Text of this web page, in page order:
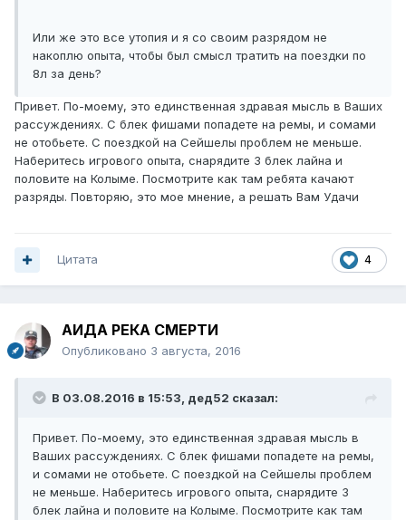
Или же это все утопия и я со своим разрядом не
накоплю опыта, чтобы был смысл тратить на поездки по
8л за день?
Привет. По-моему, это единственная здравая мысль в Ваших
рассуждениях. С блек фишами попадете на ремы, и сомами
не отобьете. С поездкой на Сейшелы проблем не меньше.
Наберитесь игрового опыта, снарядите 3 блек лайна и
половите на Колыме. Посмотрите как там ребята качают
разряды. Повторяю, это мое мнение, а решать Вам Удачи
4
Цитата
АИДА РЕКА СМЕРТИ
Опубликовано 3 августа, 2016
В 03.08.2016 в 15:53, дед52 сказал:
Привет. По-моему, это единственная здравая мысль в
Ваших рассуждениях. С блек фишами попадете на ремы,
и сомами не отобьете. С поездкой на Сейшелы проблем
не меньше. Наберитесь игрового опыта, снарядите 3
блек лайна и половите на Колыме. Посмотрите как там